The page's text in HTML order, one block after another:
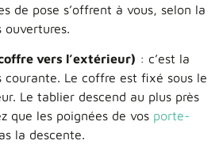
de pose s’offrent à vous, selon la
ouvertures.
vers l’extérieur) : c’est la
courante. Le coffre est fixé sous le
Le tablier descend au plus près
que les poignées de vos porte-
la descente.